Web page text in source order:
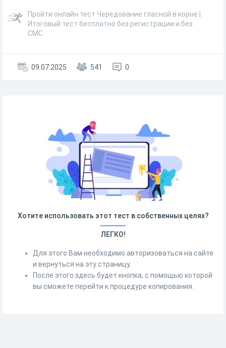
Пройти онлайн тест Чередование гласной в корне |
Итоговый тест бесплатно без регистрации и без
СМС
09.07.2025 541 0
Хотите использовать этот тест в собственных целях?
ЛЕГКО!
Для этого Вам необходимо авторизоваться на сайте
и вернуться на эту страницу.
После этого здесь будет кнопка, с помощью которой
вы сможете перейти к процедуре копирования.